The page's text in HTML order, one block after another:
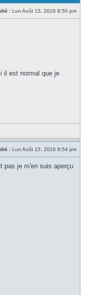
: Lun Août 15, 2016 8:50 pm
il est normal que je
: Lun Août 15, 2016 8:54 pm
pas je m'en suis aperçu